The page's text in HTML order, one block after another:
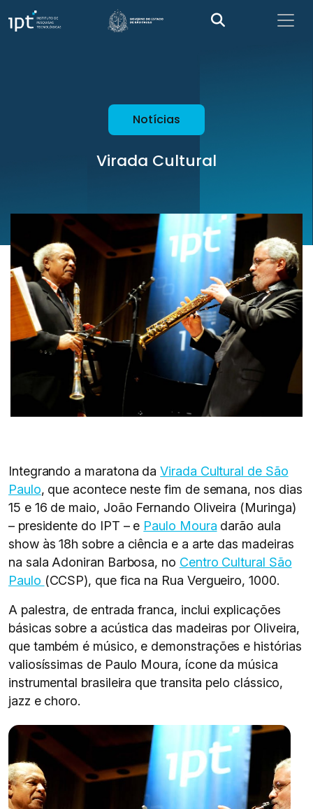
Notícias
Virada Cultural
Integrando a maratona daVirada Cultural de São
Paulo, que acontece neste fim de semana, nos dias
15 e 16 de maio, João Fernando Oliveira (Muringa)
– presidente do IPT – e Paulo Moura darão aula
show às 18h sobre a ciência e a arte das madeiras
na sala Adoniran Barbosa, no Centro Cultural São
Paulo (CCSP), que fica na Rua Vergueiro, 1000.
A palestra, de entrada franca, inclui explicações
básicas sobre a acústica das madeiras por Oliveira,
que também é músico, e demonstrações e histórias
valiosíssimas de Paulo Moura, ícone da música
instrumental brasileira que transita pelo clássico,
jazz e choro.